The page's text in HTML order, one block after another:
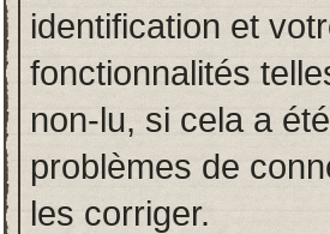
identification et
fonctionnalités
non-lu, si cela a
problèmes de
les corriger.